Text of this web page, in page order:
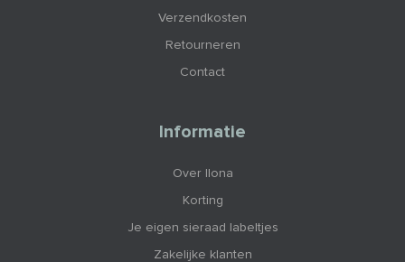
Verzendkosten
Retourneren
Contact
Informatie
Over Ilona
Korting
Je eigen sieraad labeltjes
Zakelijke klanten